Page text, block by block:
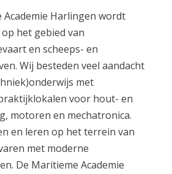
Academie Harlingen wordt
het gebied van
en scheeps- en
Wij besteden veel aandacht
met
voor hout- en
motoren en mechatronica.
en leren op het terrein van
met moderne
De Maritieme Academie